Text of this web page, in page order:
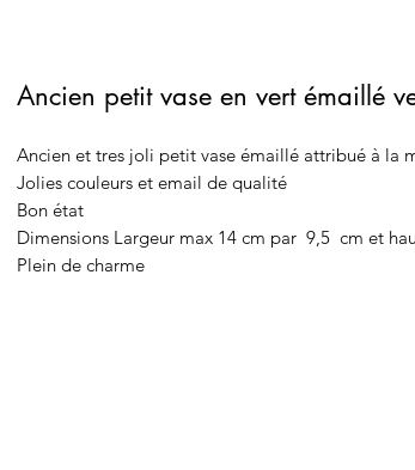
Ancien petit vase en vert émaillé
Ancien et tres joli petit vase émaillé attribué à la
Jolies couleurs et email de qualité
Bon état
Dimensions Largeur max 14 cm par 9,5 cm et
Plein de charme